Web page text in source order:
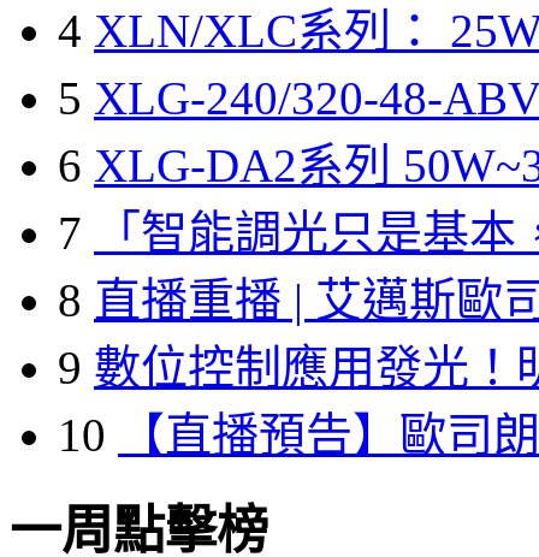
4 XLN/XLC系列：
5 XLG-240/320-48-
6 XLG-DA2系列
7
「智能調光只是基本
8 直播重播 | 艾邁斯歐
9 數位控制應用發光！
10
【直播預告】歐司
一周點擊榜